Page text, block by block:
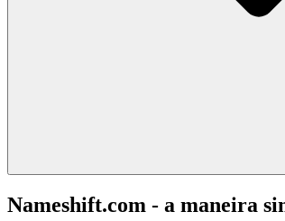
Nameshift.com - a maneira